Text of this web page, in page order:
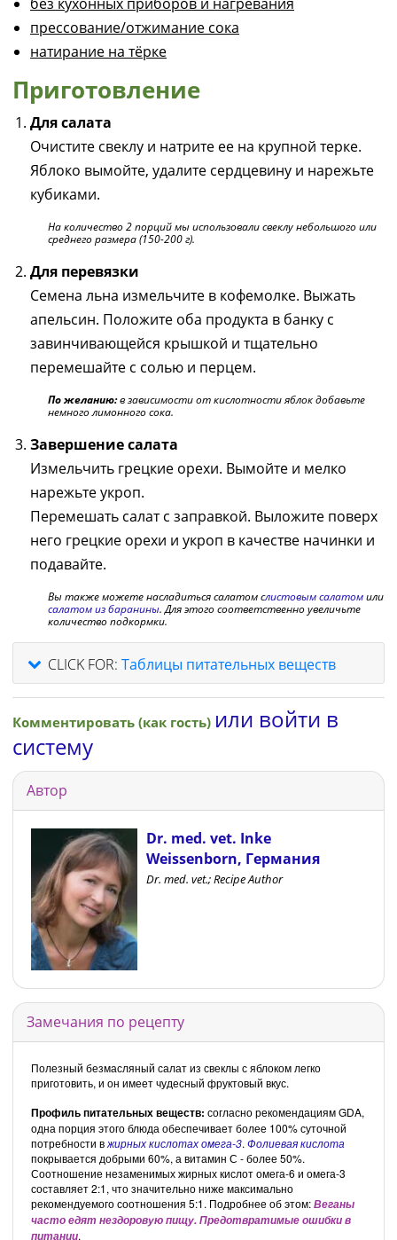
прессование/отжимание сока
натирание на тёрке
Приготовление
Для салата
Очистите свеклу и натрите ее на крупной терке.
Яблоко вымойте, удалите сердцевину и нарежьте
кубиками.
На количество 2 порций мы использовали свеклу небольшого или
среднего размера (150-200 г).
Для перевязки
Семена льна измельчите в кофемолке. Выжать
апельсин. Положите оба продукта в банку с
завинчивающейся крышкой и тщательно
перемешайте с солью и перцем.
По желанию:в зависимости от кислотности яблок добавьте
немного лимонного сока.
Завершение салата
Измельчить грецкие орехи. Вымойте и мелко
нарежьте укроп.
Перемешать салат с заправкой. Выложите поверх
него грецкие орехи и укроп в качестве начинки и
подавайте.
Вы также можете насладиться салатом слистовым салатомили
салатом из баранины. Для этого соответственно увеличьте
количество подкормки.
CLICK FOR: Таблицы питательных веществ
Комментировать (как гость) или войти в
систему
Автор
Dr. med. vet. Inke
Weissenborn, Германия
Dr. med. vet.; Recipe Author
Замечания по рецепту
Полезный безмасляный салат из свеклы с яблоком легко
приготовить, и он имеет чудесный фруктовый вкус.
Профиль питательных веществ: согласно рекомендациям GDA,
одна порция этого блюда обеспечивает более 100% суточной
потребности вжирных кислотах омега-3. Фолиевая кислота
покрывается добрыми 60%, а витамин С - более 50%.
Соотношение незаменимых жирных кислот омега-6 и омега-3
составляет 2:1, что значительно ниже максимально
рекомендуемого соотношения 5:1. Подробнее об этом:Веганы
часто едят нездоровую пищу. Предотвратимые ошибки в
питании.